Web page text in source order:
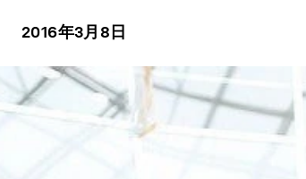
2016年3月8日